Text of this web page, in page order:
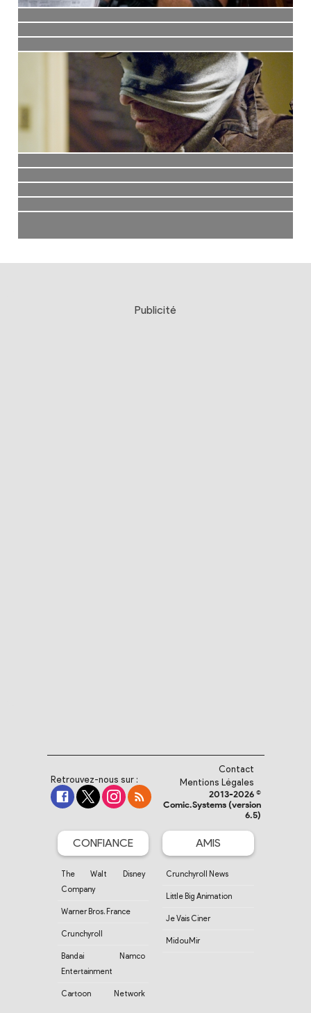
Publicité
Retrouvez-nous sur :
Contact
Mentions Légales
2013-2026 ©
Comic.Systems (version
6.5)
CONFIANCE
The Walt Disney
Company
Warner Bros. France
Crunchyroll
Bandai Namco
Entertainment
Cartoon Network
AMIS
Crunchyroll News
Little Big Animation
Je Vais Ciner
MidouMir